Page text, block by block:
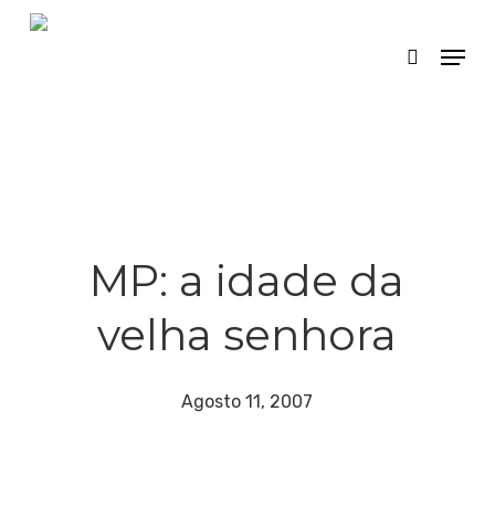
Skip
search
Menu
MP: a idade da
velha senhora
Agosto 11, 2007